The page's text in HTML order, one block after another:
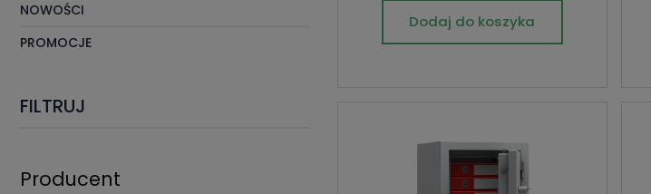
NOWOŚCI
PROMOCJE
FILTRUJ
Producent
Dodaj do koszyka